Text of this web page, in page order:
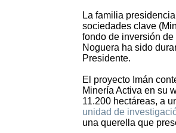
La familia
sociedades clave
fondo de inversión
Noguera ha sido
Presidente.
El proyecto Imán
Minería Activa en su
11.200 hectáreas, a
unidad de
una querella que